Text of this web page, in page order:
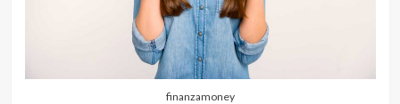
finanzamoney